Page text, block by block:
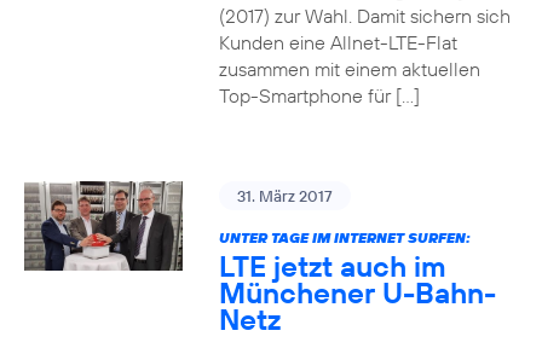
(2017) zur Wahl. Damit sichern sich
Kunden eine Allnet-LTE-Flat
zusammen mit einem aktuellen
Top-Smartphone für […]
31. März 2017
UNTER TAGE IM INTERNET SURFEN:
LTE jetzt auch im
Münchener U-Bahn-
Netz